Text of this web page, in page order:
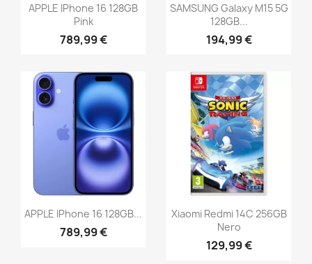
APPLE IPhone 16 128GB
Pink
789,99 €
SAMSUNG Galaxy M15 5G
128GB...
194,99 €
APPLE IPhone 16 128GB...
789,99 €
Xiaomi Redmi 14C 256GB
Nero
129,99 €